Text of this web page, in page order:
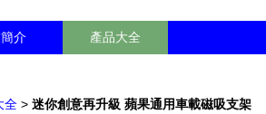
介 產品大全
全 > 迷你創意再升級 蘋果通用車載磁吸支架